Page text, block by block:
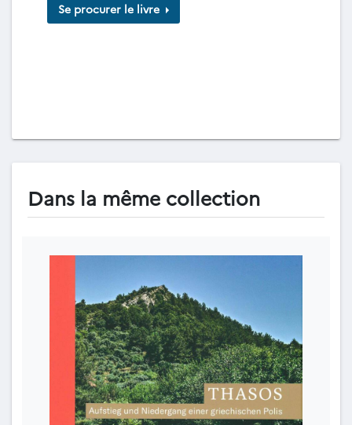
Se procurer le livre
Dans la même collection